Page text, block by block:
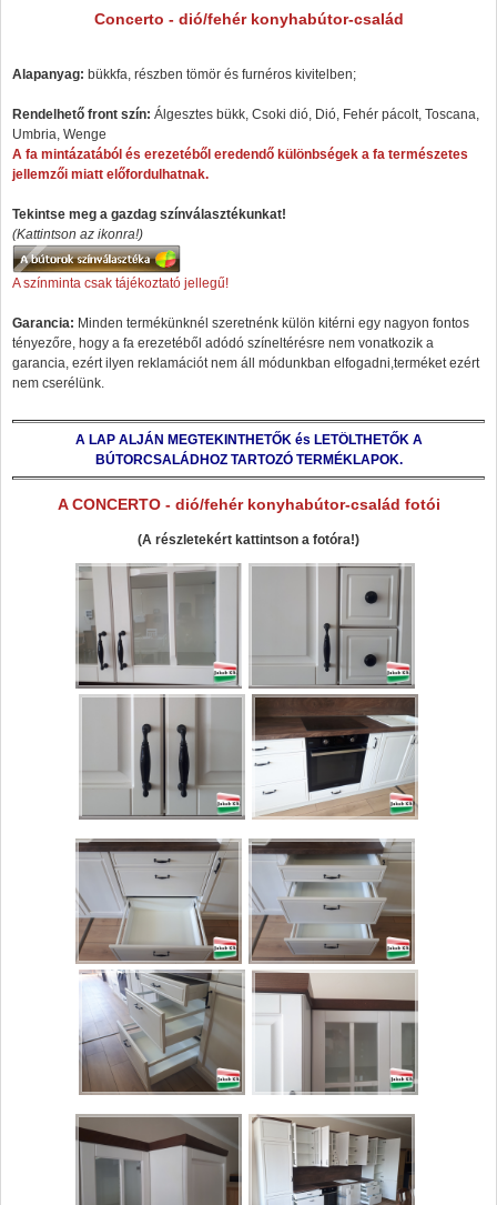
Concerto - dió/fehér konyhabútor-család
Alapanyag: bükkfa, részben tömör és furnéros kivitelben;
Rendelhető front szín: Álgesztes bükk, Csoki dió, Dió, Fehér pácolt, Toscana,
Umbria, Wenge
A fa mintázatából és erezetéből eredendő különbségek a fa természetes
jellemzői miatt előfordulhatnak.
Tekintse meg a gazdag színválasztékunkat!
(Kattintson az ikonra!)
A színminta csak tájékoztató jellegű!
Garancia: Minden termékünknél szeretnénk külön kitérni egy nagyon fontos
tényezőre, hogy a fa erezetéből adódó színeltérésre nem vonatkozik a
garancia, ezért ilyen reklamációt nem áll módunkban elfogadni,terméket ezért
nem cserélünk.
A LAP ALJÁN MEGTEKINTHETŐK és LETÖLTHETŐK A
BÚTORCSALÁDHOZ TARTOZÓ TERMÉKLAPOK.
A CONCERTO - dió/fehér konyhabútor-család fotói
(A részletekért kattintson a fotóra!)